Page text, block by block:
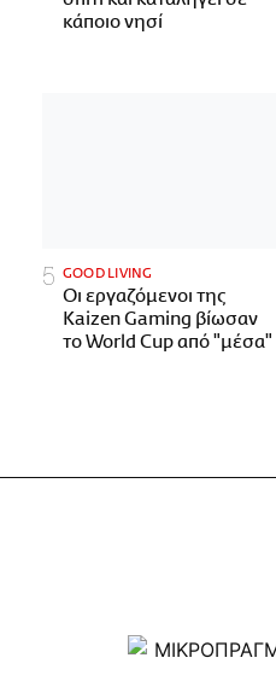
κάποιο νησί
GOOD LIVING
Οι εργαζόμενοι της
Kaizen Gaming βίωσαν
το World Cup από "μέσα"